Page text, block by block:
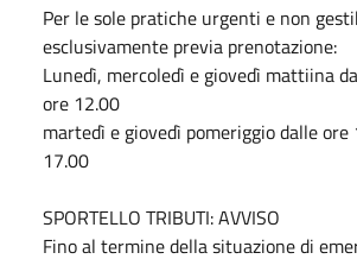
Per le sole pratiche urgenti e non
esclusivamente previa prenotazione:
Lunedì, mercoledì e giovedì mattiina
ore 12.00
martedì e giovedì pomeriggio dalle ore
17.00
SPORTELLO TRIBUTI: AVVISO
Fino al termine della situazione di